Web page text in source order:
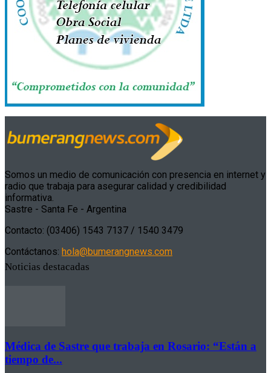
Somos un medio de comunicación con presencia en internet y
radio que trabaja para asegurar calidad y credibilidad
informativa.
Sastre - Santa Fe - Argentina
Contacto: (03406) 1543 7137 / 1540 3479
Contáctanos: hola@bumerangnews.com
Noticias destacadas
Médica de Sastre que trabaja en Rosario: “Están a
tiempo de...